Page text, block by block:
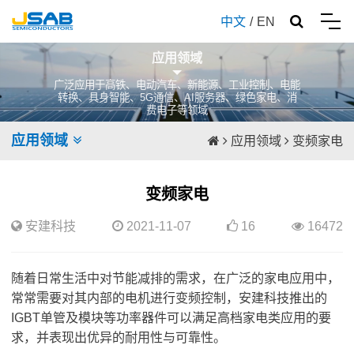
中文 / EN
应用领域
广泛应用于高铁、电动汽车、新能源、工业控制、电能
转换、具身智能、5G通信、AI服务器、绿色家电、消
费电子等领域
应用领域 应用领域 变频家电
变频家电
安建科技 2021-11-07 16 16472
随着日常生活中对节能减排的需求，在广泛的家电应用中，
常常需要对其内部的电机进行变频控制， 安建科技推出的
IGBT单管及模块等功率器件可以满足高档家电类应用的要
求，并表现出优异的耐用性与可靠性。